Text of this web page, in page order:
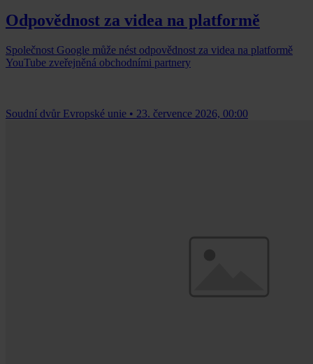
Odpovědnost za videa na platformě
Společnost Google může nést odpovědnost za videa na platformě
YouTube zveřejněná obchodními partnery
Soudní dvůr Evropské unie • 23. července 2026, 00:00